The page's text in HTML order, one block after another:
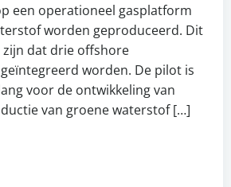
een operationeel gasplatform
worden geproduceerd. Dit
zijn dat drie offshore
worden. De pilot is
voor de ontwikkeling van
van groene waterstof […]